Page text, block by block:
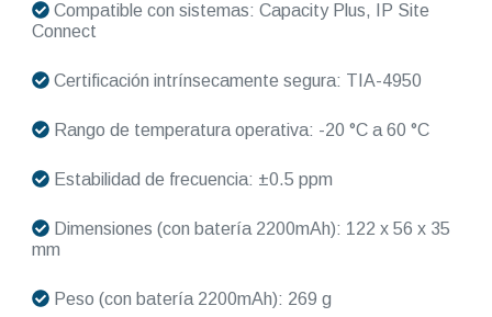
Compatible con sistemas: Capacity Plus, IP Site
Connect
Certificación intrínsecamente segura: TIA-4950
Rango de temperatura operativa: -20 °C a 60 °C
Estabilidad de frecuencia: ±0.5 ppm
Dimensiones (con batería 2200mAh): 122 x 56 x 35
mm
Peso (con batería 2200mAh): 269 g